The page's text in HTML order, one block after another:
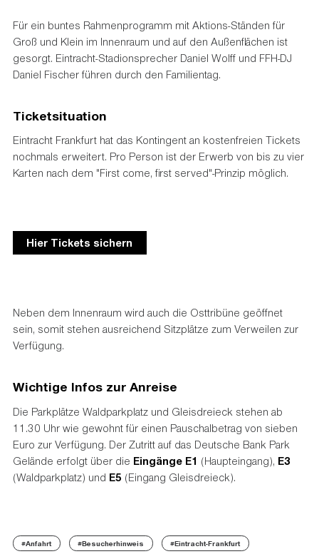
Für ein buntes Rahmenprogramm mit Aktions-Ständen für
Groß und Klein im Innenraum und auf den Außenflächen ist
gesorgt. Eintracht-Stadionsprecher Daniel Wolff und FFH-DJ
Daniel Fischer führen durch den Familientag.
Ticketsituation
Eintracht Frankfurt hat das Kontingent an kostenfreien Tickets
nochmals erweitert. Pro Person ist der Erwerb von bis zu vier
Karten nach dem "First come, first served"-Prinzip möglich.
Hier Tickets sichern
Neben dem Innenraum wird auch die Osttribüne geöffnet
sein, somit stehen ausreichend Sitzplätze zum Verweilen zur
Verfügung.
Wichtige Infos zur Anreise
Die Parkplätze Waldparkplatz und Gleisdreieck stehen ab
11.30 Uhr wie gewohnt für einen Pauschalbetrag von sieben
Euro zur Verfügung. Der Zutritt auf das Deutsche Bank Park
Gelände erfolgt über die Eingänge E1 (Haupteingang), E3
(Waldparkplatz) und E5 (Eingang Gleisdreieck).
#Anfahrt #Besucherhinweis #Eintracht-Frankfurt